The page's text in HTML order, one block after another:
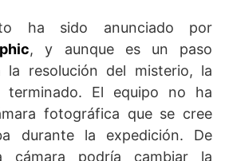
ha sido anunciado por
, y aunque es un paso
la resolución del misterio, la
terminado. El equipo no ha
fotográfica que se cree
durante la expedición. De
cámara podría cambiar la